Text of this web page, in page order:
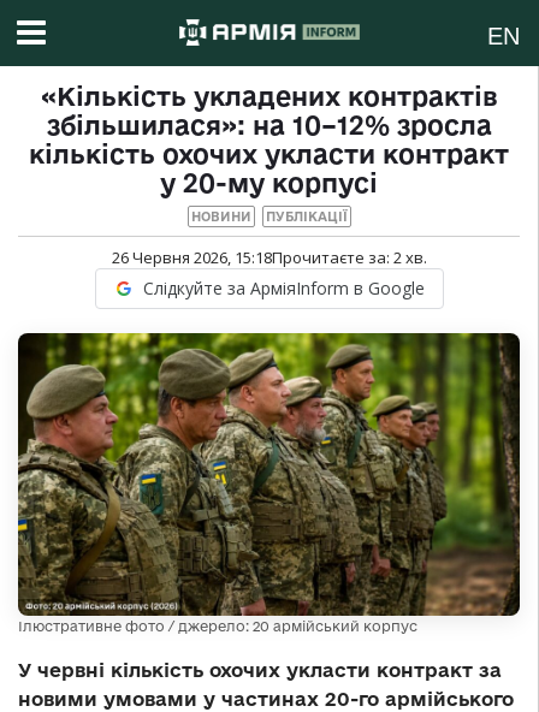
EN
«Кількість укладених контрактів
збільшилася»: на 10–12% зросла
кількість охочих укласти контракт
у 20-му корпусі
НОВИНИ ПУБЛІКАЦІЇ
26 Червня 2026, 15:18Прочитаєте за: 2хв.
Слідкуйте за АрміяInform в Google
Ілюстративне фото / джерело: 20 армійський корпус
У червні кількість охочих укласти контракт за
новими умовами у частинах 20-го армійського